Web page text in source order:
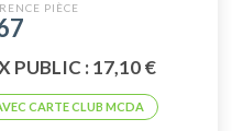
PUBLIC : 17,10 €